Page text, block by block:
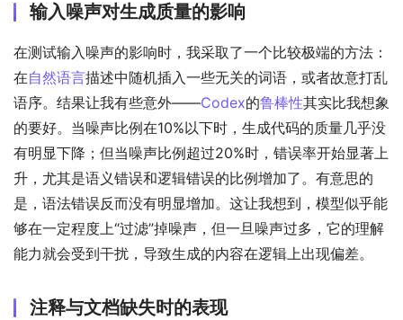
输入噪声对生成质量的影响
在测试输入噪声的影响时，我采取了一个比较极端的方法：
在自然语言描述中随机插入一些无关的词语，或者故意打乱
语序。结果让我有些意外——Codex的鲁棒性其实比我想象
的要好。当噪声比例在10%以下时，生成代码的质量几乎没
有明显下降；但当噪声比例超过20%时，错误率开始显著上
升，尤其是语义错误和逻辑错误的比例增加了。有意思的
是，语法错误反而没有明显增加。这让我想到，模型似乎能
够在一定程度上“过滤”掉噪声，但一旦噪声过多，它的理解
能力就会受到干扰，导致生成的内容在逻辑上出现偏差。
注释与文档缺失时的表现